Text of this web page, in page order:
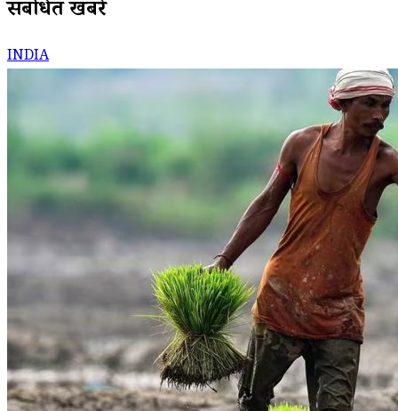
संबंधित खबरें
INDIA